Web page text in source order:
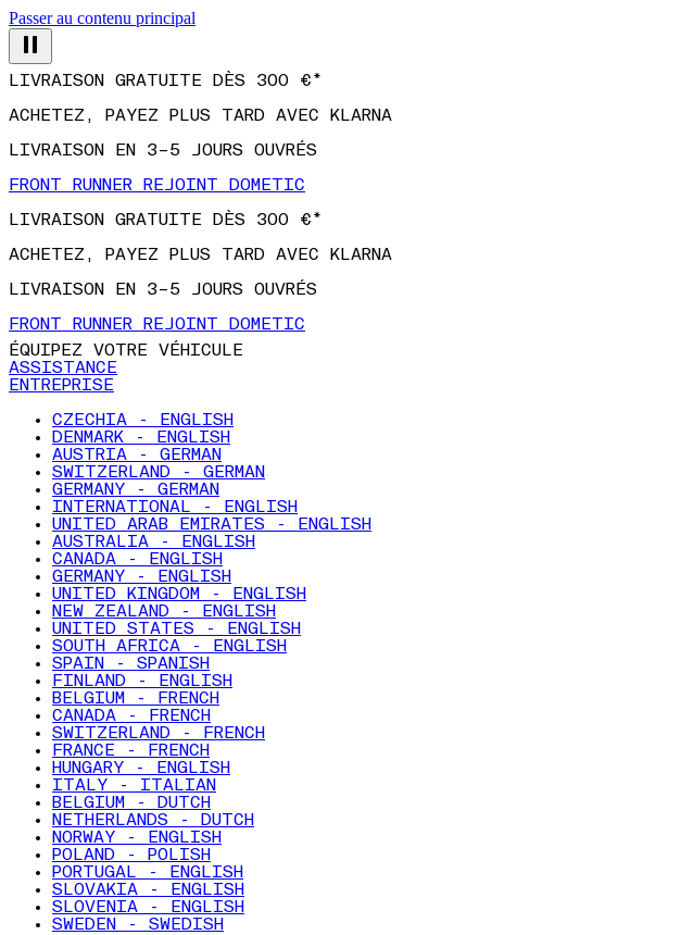
Passer au contenu principal
LIVRAISON GRATUITE DÈS 300 €*
ACHETEZ, PAYEZ PLUS TARD AVEC KLARNA
LIVRAISON EN 3–5 JOURS OUVRÉS
FRONT RUNNER REJOINT DOMETIC
LIVRAISON GRATUITE DÈS 300 €*
ACHETEZ, PAYEZ PLUS TARD AVEC KLARNA
LIVRAISON EN 3–5 JOURS OUVRÉS
FRONT RUNNER REJOINT DOMETIC
ÉQUIPEZ VOTRE VÉHICULE
ASSISTANCE
ENTREPRISE
CZECHIA - ENGLISH
DENMARK - ENGLISH
AUSTRIA - GERMAN
SWITZERLAND - GERMAN
GERMANY - GERMAN
INTERNATIONAL - ENGLISH
UNITED ARAB EMIRATES - ENGLISH
AUSTRALIA - ENGLISH
CANADA - ENGLISH
GERMANY - ENGLISH
UNITED KINGDOM - ENGLISH
NEW ZEALAND - ENGLISH
UNITED STATES - ENGLISH
SOUTH AFRICA - ENGLISH
SPAIN - SPANISH
FINLAND - ENGLISH
BELGIUM - FRENCH
CANADA - FRENCH
SWITZERLAND - FRENCH
FRANCE - FRENCH
HUNGARY - ENGLISH
ITALY - ITALIAN
BELGIUM - DUTCH
NETHERLANDS - DUTCH
NORWAY - ENGLISH
POLAND - POLISH
PORTUGAL - ENGLISH
SLOVAKIA - ENGLISH
SLOVENIA - ENGLISH
SWEDEN - SWEDISH